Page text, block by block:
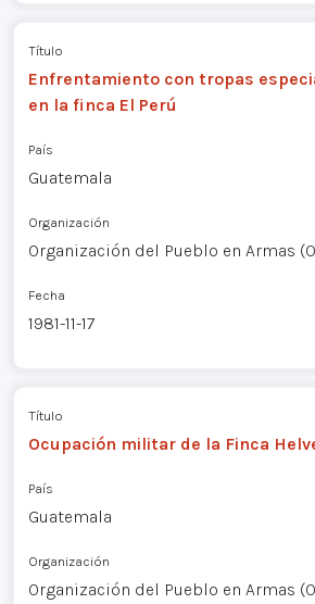
Título
Enfrentamiento con tropas
en la finca El Perú
País
Guatemala
Organización
Organización del Pueblo en Armas
Fecha
1981-11-17
Título
Ocupación militar de la Finca
País
Guatemala
Organización
Organización del Pueblo en Armas